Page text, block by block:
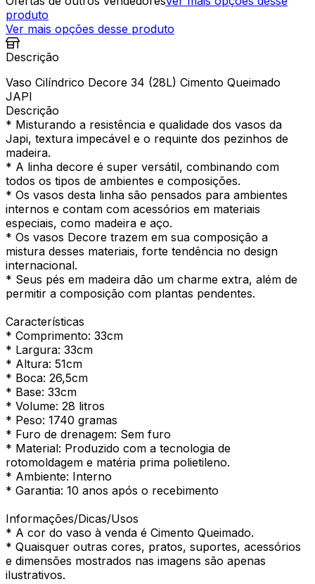
produto
Ver mais opções desse produto
Descrição
Vaso Cilíndrico Decore 34 (28L) Cimento Queimado
JAPI
Descrição
* Misturando a resistência e qualidade dos vasos da
Japi, textura impecável e o requinte dos pezinhos de
madeira.
* A linha decore é super versátil, combinando com
todos os tipos de ambientes e composições.
* Os vasos desta linha são pensados para ambientes
internos e contam com acessórios em materiais
especiais, como madeira e aço.
* Os vasos Decore trazem em sua composição a
mistura desses materiais, forte tendência no design
internacional.
* Seus pés em madeira dão um charme extra, além de
permitir a composição com plantas pendentes.
Características
* Comprimento: 33cm
* Largura: 33cm
* Altura: 51cm
* Boca: 26,5cm
* Base: 33cm
* Volume: 28 litros
* Peso: 1740 gramas
* Furo de drenagem: Sem furo
* Material: Produzido com a tecnologia de
rotomoldagem e matéria prima polietileno.
* Ambiente: Interno
* Garantia: 10 anos após o recebimento
Informações/Dicas/Usos
* A cor do vaso à venda é Cimento Queimado.
* Quaisquer outras cores, pratos, suportes, acessórios
e dimensões mostrados nas imagens são apenas
ilustrativos.